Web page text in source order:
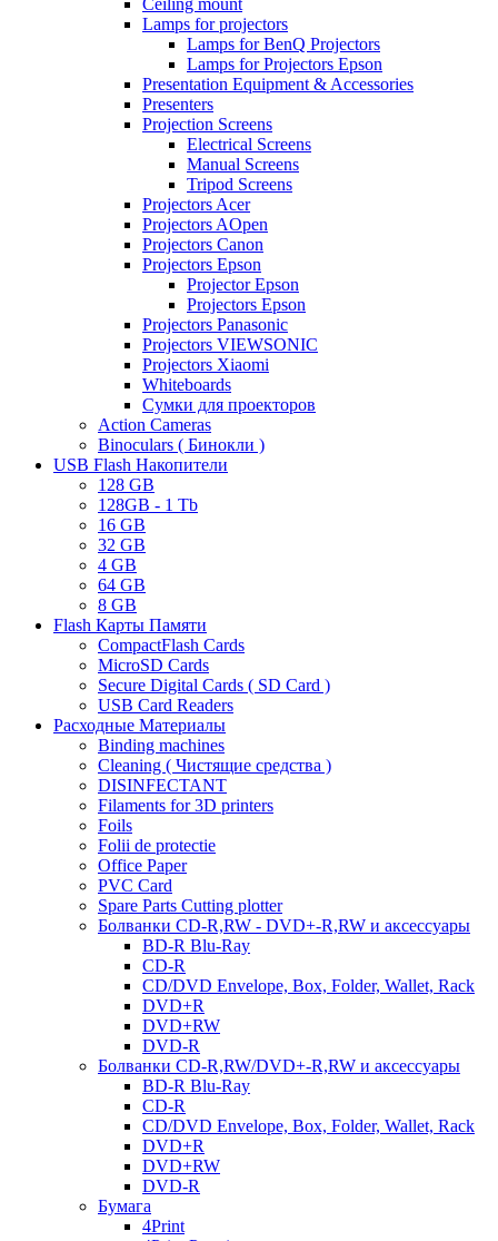
Ceiling mount
Lamps for projectors
Lamps for BenQ Projectors
Lamps for Projectors Epson
Presentation Equipment & Accessories
Presenters
Projection Screens
Electrical Screens
Manual Screens
Tripod Screens
Projectors Acer
Projectors AOpen
Projectors Canon
Projectors Epson
Projector Epson
Projectors Epson
Projectors Panasonic
Projectors VIEWSONIC
Projectors Xiaomi
Whiteboards
Сумки для проекторов
Action Cameras
Binoculars ( Бинокли )
USB Flash Накопители
128 GB
128GB - 1 Tb
16 GB
32 GB
4 GB
64 GB
8 GB
Flash Карты Памяти
CompactFlash Cards
MicroSD Cards
Secure Digital Cards ( SD Card )
USB Card Readers
Расходные Материалы
Binding machines
Cleaning ( Чистящие средства )
DISINFECTANT
Filaments for 3D printers
Foils
Folii de protectie
Office Paper
PVC Card
Spare Parts Cutting plotter
Болванки CD-R,RW - DVD+-R,RW и аксессуары
BD-R Blu-Ray
CD-R
CD/DVD Envelope, Box, Folder, Wallet, Rack
DVD+R
DVD+RW
DVD-R
Болванки CD-R,RW/DVD+-R,RW и аксессуары
BD-R Blu-Ray
CD-R
CD/DVD Envelope, Box, Folder, Wallet, Rack
DVD+R
DVD+RW
DVD-R
Бумага
4Print